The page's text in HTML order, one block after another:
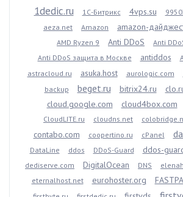
1dedic.ru 1С-Битрикс 4vps.su
aeza.net
Amazon amazon-
AMD Ryzen 9
Anti DDoS
Anti
Anti DDoS защита в Москве
antiddos
astracloud.ru
asuka.host aurologic.com
backup beget.ru bitrix24.ru
cloud.google.com cloud4box.com
CloudLITE.ru cloudns.net
contabo.com coopertino.ru cPanel
DataLine ddos DDoS-Guard ddos-
dediserve.com
DigitalOcean DNS
eternalhost.net
eurohoster.org